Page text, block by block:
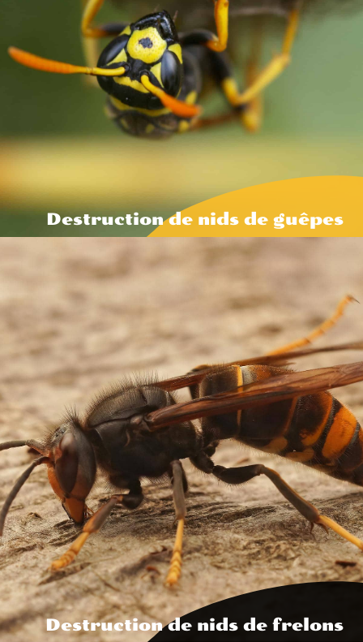
Destruction de nids de guêpes
Destruction de nids de frelons